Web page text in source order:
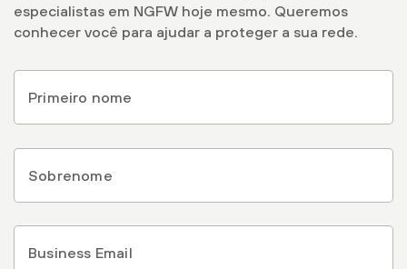
especialistas em NGFW hoje mesmo. Queremos
conhecer você para ajudar a proteger a sua rede.
Name
Name